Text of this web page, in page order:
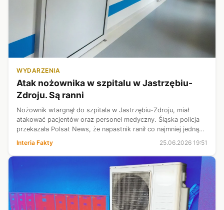
WYDARZENIA
Atak nożownika w szpitalu w Jastrzębiu-
Zdroju. Są ranni
Nożownik wtargnął do szpitala w Jastrzębiu-Zdroju, miał
atakować pacjentów oraz personel medyczny. Śląska policja
przekazała Polsat News, że napastnik ranił co najmniej jedną
osobę. Został obezwładniony i zatrzymany.
Interia Fakty 25.06.2026 19:51